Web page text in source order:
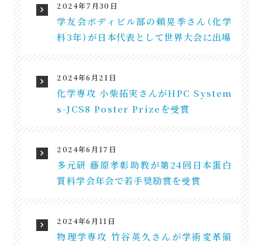
2024年7月30日
学友会ボディビル部の頼晃季さん（化学
科3年）が日本代表として世界大会に出場
2024年6月21日
化学専攻 小柴拓実さんがHPC System
s-JCS8 Poster Prizeを受賞
2024年6月17日
多元研 藤原孝彰助教が第24回日本蛋白
質科学会年会で若手奨励賞を受賞
2024年6月11日
物理学専攻 竹谷英久さんが学術変革領